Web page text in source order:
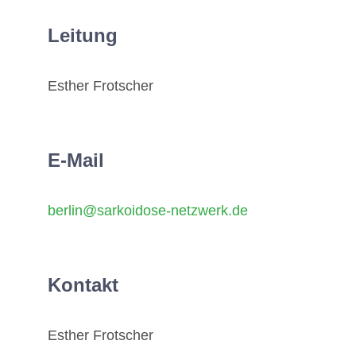
Mitglieder / Login
Leitung
Esther Frotscher
E-Mail
berlin@sarkoidose-netzwerk.de
Kontakt
Esther Frotscher